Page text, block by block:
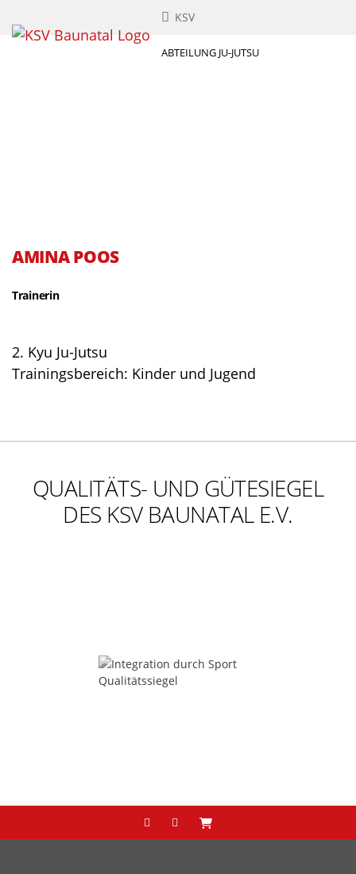
KSV
ABTEILUNG JU-JUTSU
AMINA POOS
Trainerin
2. Kyu Ju-Jutsu
Trainingsbereich: Kinder und Jugend
QUALITÄTS- UND GÜTESIEGEL
DES KSV BAUNATAL E.V.